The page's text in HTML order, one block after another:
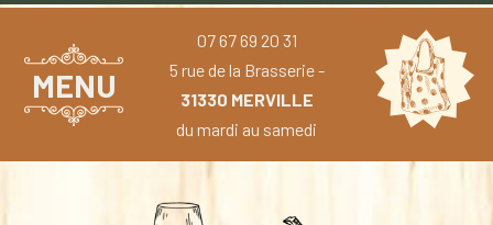
MENU
07 67 69 20 31
5 rue de la Brasserie -
31330 MERVILLE
du mardi au samedi